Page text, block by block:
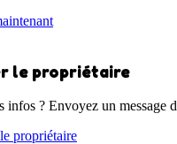
le propriétaire
infos ? Envoyez un message
propriétaire